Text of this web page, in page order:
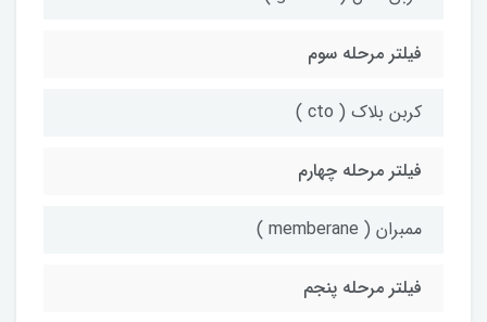
فیلتر مرحله سوم
کربن بلاک ( cto )
فیلتر مرحله چهارم
ممبران ( memberane )
فیلتر مرحله پنجم